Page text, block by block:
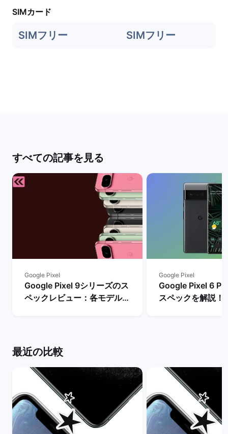
SIMカード
SIMフリー SIMフリー
すべての記事を見る
Google Pixel
Google Pixel 9シリーズのス
ペックレビュー：各モデルの
Google Pixel
Google Pixel 6
スペックを解説！
最近の比較